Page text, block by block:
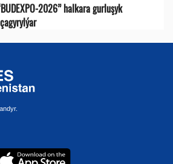
2026” halkara gurluşyk